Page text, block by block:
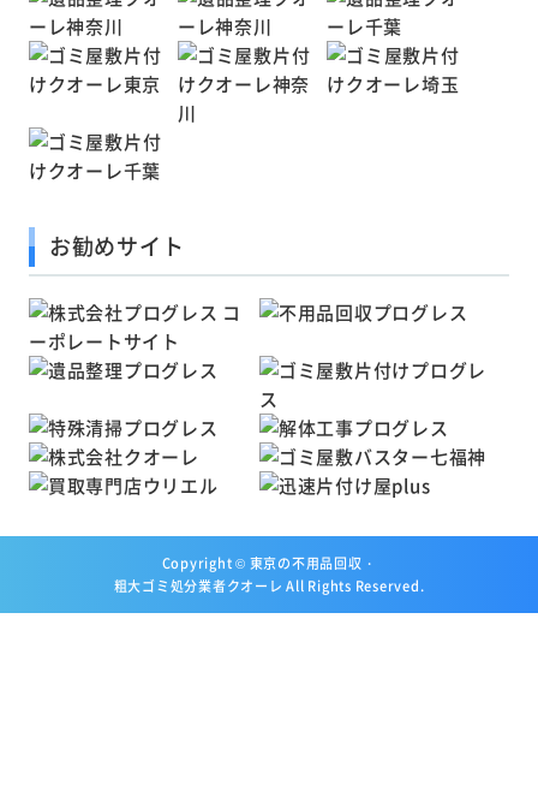
お勧めサイト
Copyright © 東京の不用品回収・
粗大ゴミ処分業者クオーレ All Rights Reserved.